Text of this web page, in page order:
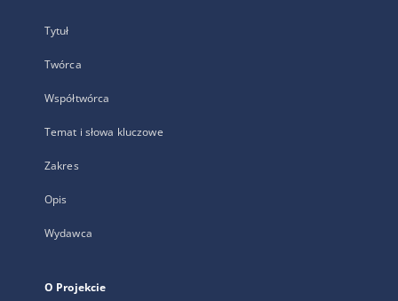
Tytuł
Twórca
Współtwórca
Temat i słowa kluczowe
Zakres
Opis
Wydawca
O Projekcie